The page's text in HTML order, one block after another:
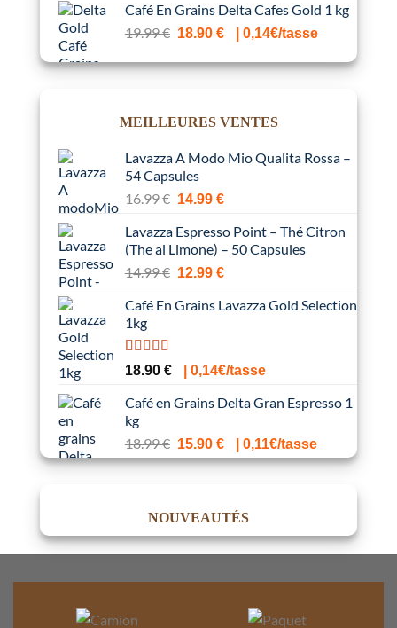
initial
était :
actuel
est :
Café En Grains Delta Cafes Gold 1 kg
19.99€ Le
initial
18.90 €Le
actuel
| 0,14€/tasse
MEILLEURES VENTES
Lavazza A Modo Mio Qualita Rossa –
54 Capsules
16.99€ Le
initial
était :
16.99 €.
14.99 €Le
actuel
est :
14.99 €.
Lavazza Espresso Point – Thé Citron
(The al Limone) – 50 Capsules
14.99€ Le
initial
12.99 €Le
actuel
Café En Grains Lavazza Gold Selection
1kg
Noté5.00
sur
2
notations
client
18.90 € | 0,14€/tasse
Café en Grains Delta Gran Espresso 1
kg
18.99€ Le
prix
18.99 €.
15.90 €Le
prix
15.90 €.
| 0,11€/tasse
NOUVEAUTÉS